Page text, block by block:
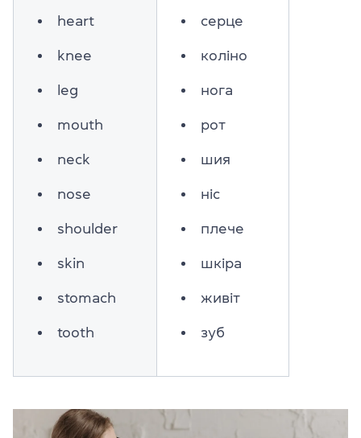
heart
knee
leg
mouth
neck
nose
shoulder
skin
stomach
tooth
серце
коліно
нога
рот
шия
ніс
плече
шкіра
живіт
зуб